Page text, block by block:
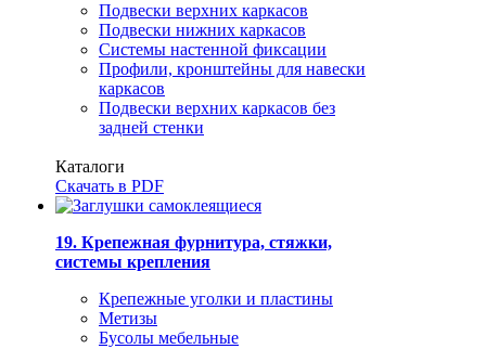
Подвески верхних каркасов
Подвески нижних каркасов
Системы настенной фиксации
Профили, кронштейны для навески
каркасов
Подвески верхних каркасов без
задней стенки
Каталоги
Скачать в PDF
19. Крепежная фурнитура, стяжки,
системы крепления
Крепежные уголки и пластины
Метизы
Бусолы мебельные